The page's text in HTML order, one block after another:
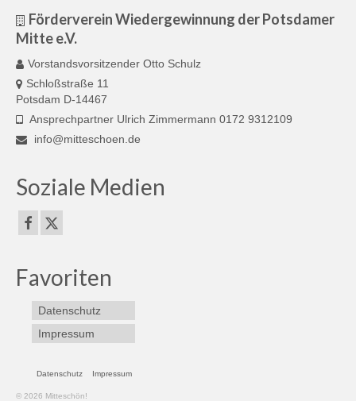
Förderverein Wiedergewinnung der Potsdamer
Mitte e.V.
Vorstandsvorsitzender Otto Schulz
Schloßstraße 11
Potsdam D-14467
Ansprechpartner Ulrich Zimmermann 0172 9312109
info@mitteschoen.de
Soziale Medien
Favoriten
Datenschutz
Impressum
Datenschutz Impressum
© 2026 Mitteschön!